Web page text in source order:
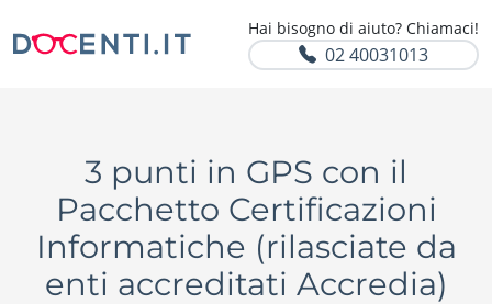
Hai bisogno di aiuto? Chiamaci!
02 40031013
3 punti in GPS con il
Pacchetto Certificazioni
Informatiche (rilasciate da
enti accreditati Accredia)